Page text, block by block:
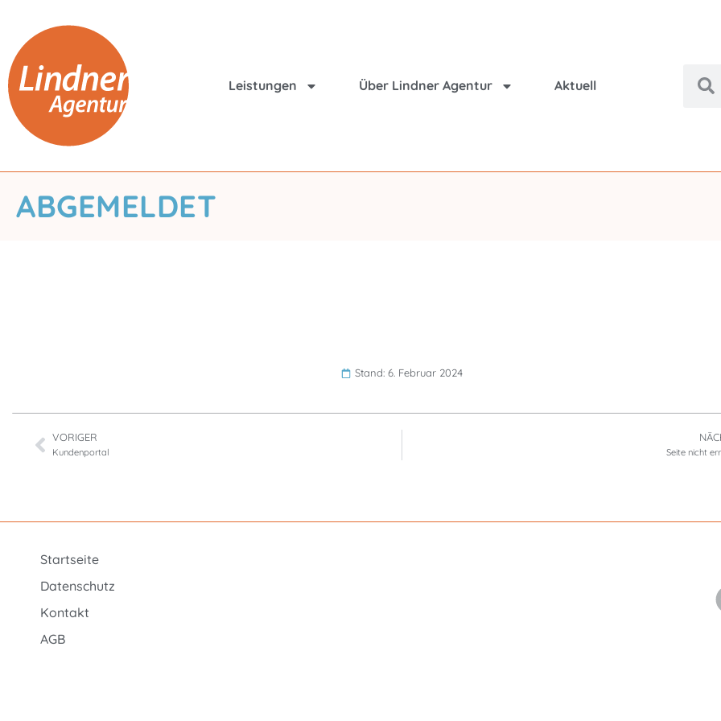
Leistungen Über Lindner Agentur Aktuell
ABGEMELDET
Stand: 6. Februar 2024
VORIGER
Kundenportal Seite nicht
Startseite
Datenschutz
Kontakt
AGB